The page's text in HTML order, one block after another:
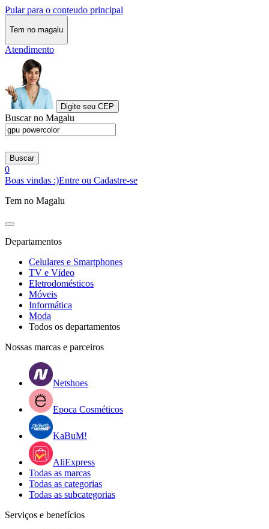
Pular para o conteudo principal
Tem no magalu
Atendimento
Digite seu CEP
Buscar no Magalu
Buscar
0
Boas vindas :)Entre ou Cadastre-se
Tem no Magalu
Departamentos
Celulares e Smartphones
TV e Vídeo
Eletrodomésticos
Móveis
Informática
Moda
Todos os departamentos
Nossas marcas e parceiros
Netshoes
Epoca Cosméticos
KaBuM!
AliExpress
Todas as marcas
Todas as categorias
Todas as subcategorias
Serviços e benefícios